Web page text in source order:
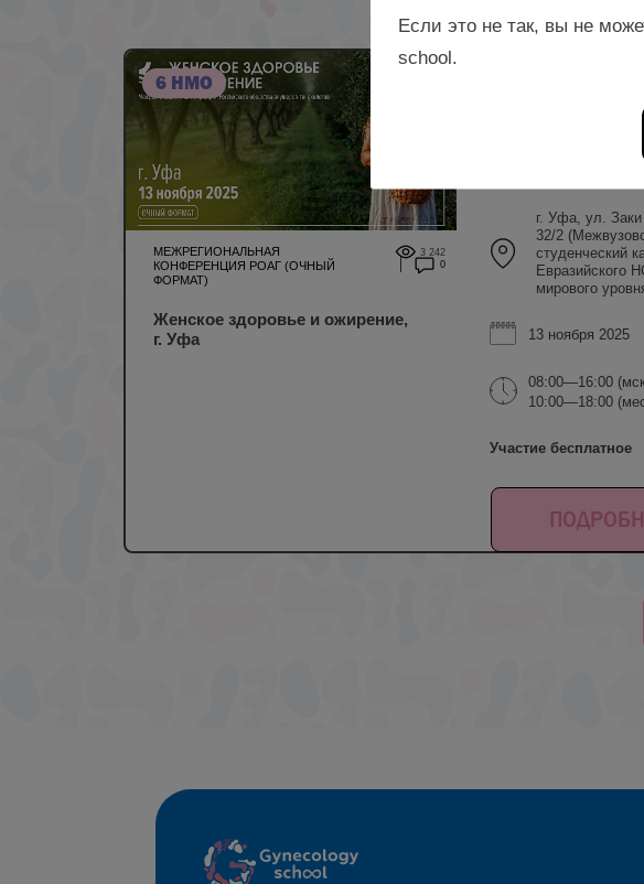
6 НМО
МЕЖРЕГИОНАЛЬНАЯ
КОНФЕРЕНЦИЯ РОАГ (ОЧНЫЙ
ФОРМАТ)
3 242
0
Женское здоровье и ожирение,
г. Уфа
г. Уфа, ул.
32/2
студенческий
Евразийского
мирового
13 ноября 2025
08:00—16:00
10:00—18:00
Участие бесплатное
Если это не так, вы не
school.